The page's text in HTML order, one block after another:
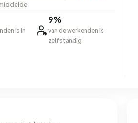
is in
9%
van de werkenden is
zelfstandig